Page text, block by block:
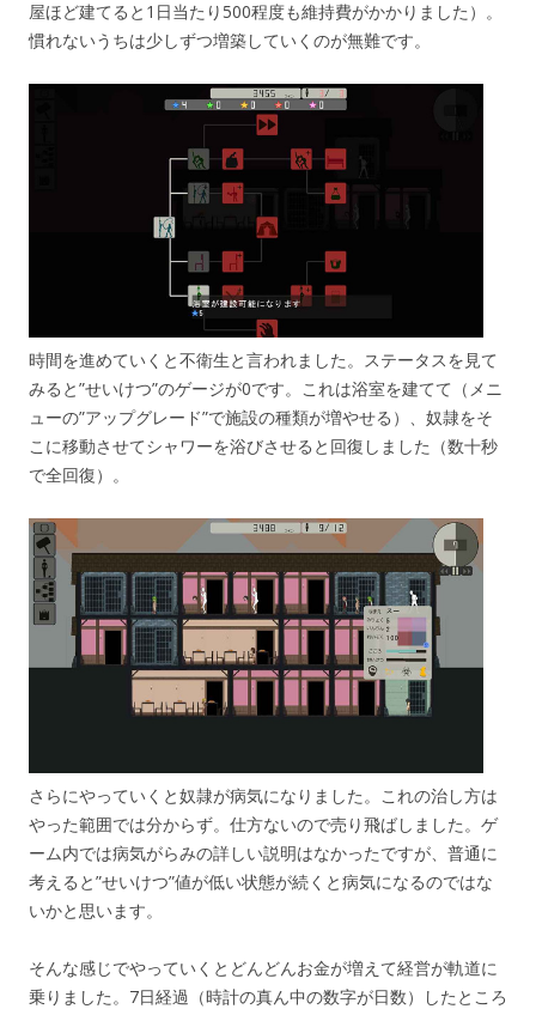
屋ほど建てると1日当たり500程度も維持費がかかりました）。
慣れないうちは少しずつ増築していくのが無難です。
時間を進めていくと不衛生と言われました。ステータスを見て
みると”せいけつ”のゲージが0です。これは浴室を建てて（メニ
ューの”アップグレード”で施設の種類が増やせる）、奴隷をそ
こに移動させてシャワーを浴びさせると回復しました（数十秒
で全回復）。
さらにやっていくと奴隷が病気になりました。これの治し方は
やった範囲では分からず。仕方ないので売り飛ばしました。ゲ
ーム内では病気がらみの詳しい説明はなかったですが、普通に
考えると”せいけつ”値が低い状態が続くと病気になるのではな
いかと思います。
そんな感じでやっていくとどんどんお金が増えて経営が軌道に
乗りました。7日経過（時計の真ん中の数字が日数）したところ